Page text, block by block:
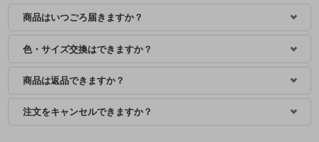
商品はいつごろ届きますか？
色・サイズ交換はできますか？
商品は返品できますか？
注文をキャンセルできますか？